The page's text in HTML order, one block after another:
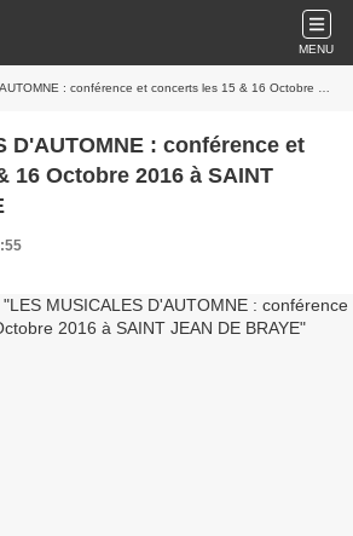
MENU
: conférence et concerts les 15 & 16 Octobre 2016 à SAINT JEAN DE BRAYE
D'AUTOMNE : conférence et
16 Octobre 2016 à SAINT